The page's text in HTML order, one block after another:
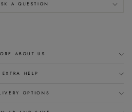
A QUESTION
ABOUT US
EXTRA HELP
OPTIONS